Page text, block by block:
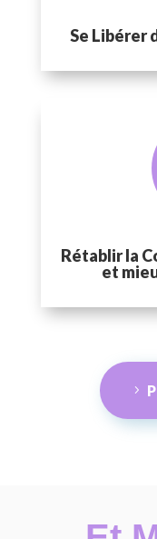
Se Libérer
Rétablir la
et